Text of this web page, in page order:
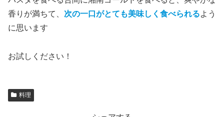
香りが満ちて、 次の一口がとても美味しく食べられるよう
に思います
お試しください！
料理